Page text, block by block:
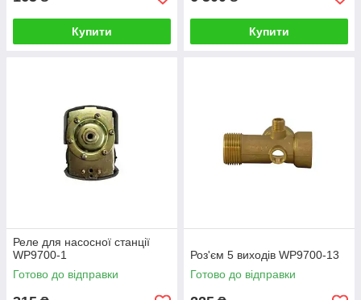
Купити Купити
Реле для насосної станції
WP9700-1
Готово до відправки
Роз'єм 5 виходів WP9700-13
Готово до відправки